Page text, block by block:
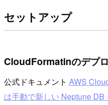
セットアップ
CloudFormatinのデプ
公式ドキュメント AWS
は手動で新しい Neptune DB